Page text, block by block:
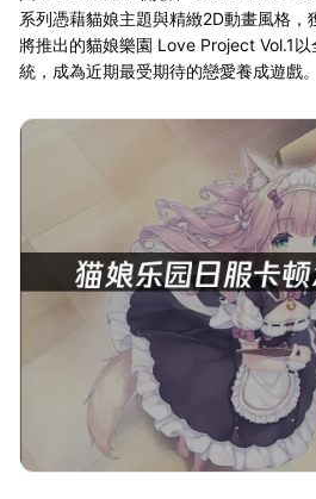
系列憑藉貓娘主題與精緻2D動畫風格，
將推出的貓娘樂園 Love Project Vol.1
統，成為近期最受期待的戀愛養成遊戲。